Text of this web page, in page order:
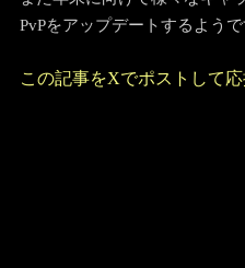
PvPをアップデートするようで
この記事をXでポストして応